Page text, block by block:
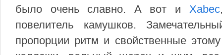
было очень славно. А вот и Xabec
повелитель камушков.
пропорции ритм и свойственные